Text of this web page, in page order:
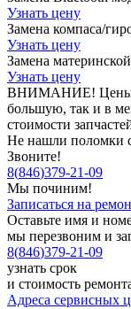
Узнать цену
Замена компаса/
Узнать цену
Замена
Узнать цену
ВНИМАНИЕ! Цены
большую, так и в
стоимости
Не нашли поломки
Звоните!
8(846)379-21-09
Мы починим!
Записаться на
Оставьте имя и
мы перезвоним и
8(846)379-21-09
узнать срок
и стоимость
Адреса сервисных